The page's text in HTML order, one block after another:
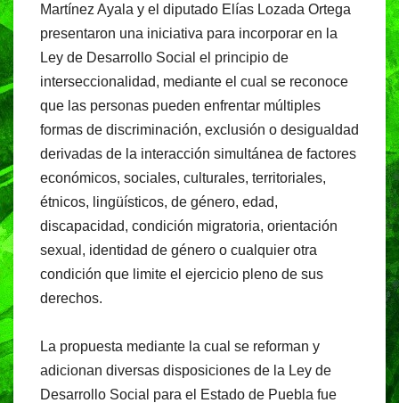
Martínez Ayala y el diputado Elías Lozada Ortega
presentaron una iniciativa para incorporar en la
Ley de Desarrollo Social el principio de
interseccionalidad, mediante el cual se reconoce
que las personas pueden enfrentar múltiples
formas de discriminación, exclusión o desigualdad
derivadas de la interacción simultánea de factores
económicos, sociales, culturales, territoriales,
étnicos, lingüísticos, de género, edad,
discapacidad, condición migratoria, orientación
sexual, identidad de género o cualquier otra
condición que limite el ejercicio pleno de sus
derechos.
La propuesta mediante la cual se reforman y
adicionan diversas disposiciones de la Ley de
Desarrollo Social para el Estado de Puebla fue